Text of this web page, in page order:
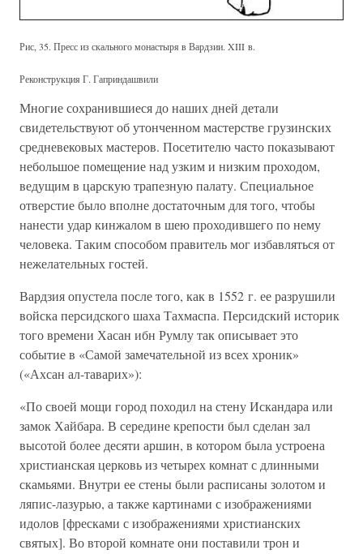
Рис, 35. Пресс из скального монастыря в Вардзии. XIII в.
Реконструкция Г. Гаприндашвили
Многие сохранившиеся до наших дней детали
свидетельствуют об утонченном мастерстве грузинских
средневековых мастеров. Посетителю часто показывают
небольшое помещение над узким и низким проходом,
ведущим в царскую трапезную палату. Специальное
отверстие было вполне достаточным для того, чтобы
нанести удар кинжалом в шею проходившего по нему
человека. Таким способом правитель мог избавляться от
нежелательных гостей.
Вардзия опустела после того, как в 1552 г. ее разрушили
войска персидского шаха Тахмаспа. Персидский историк
того времени Хасан ибн Румлу так описывает это
событие в «Самой замечательной из всех хроник»
(«Ахсан ал-таварих»):
«По своей мощи город походил на стену Искандара или
замок Хайбара. В середине крепости был сделан зал
высотой более десяти аршин, в котором была устроена
христианская церковь из четырех комнат с длинными
скамьями. Внутри ее стены были расписаны золотом и
ляпис-лазурью, а также картинами с изображениями
идолов [фресками с изображениями христианских
святых]. Во второй комнате они поставили трон и